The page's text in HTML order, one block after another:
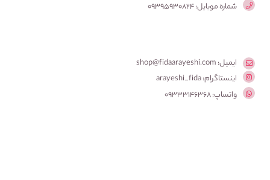
شماره موبایل: 09395930824
ایمیل: shop@fidaarayeshi.com
اینستاگرام: arayeshi_fida
واتساپ: 09333146368